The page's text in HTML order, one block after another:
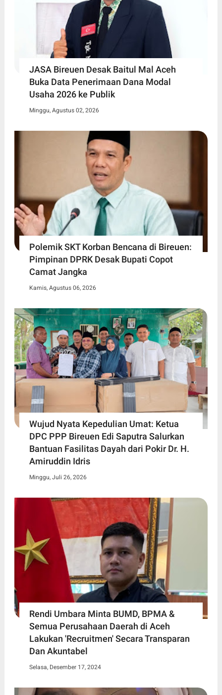
JASA Bireuen Desak Baitul Mal Aceh
Buka Data Penerimaan Dana Modal
Usaha 2026 ke Publik
Minggu, Agustus 02, 2026
Polemik SKT Korban Bencana di Bireuen:
Pimpinan DPRK Desak Bupati Copot
Camat Jangka
Kamis, Agustus 06, 2026
Wujud Nyata Kepedulian Umat: Ketua
DPC PPP Bireuen Edi Saputra Salurkan
Bantuan Fasilitas Dayah dari Pokir Dr. H.
Amiruddin Idris
Minggu, Juli 26, 2026
Rendi Umbara Minta BUMD, BPMA &
Semua Perusahaan Daerah di Aceh
Lakukan 'Recruitmen' Secara Transparan
Dan Akuntabel
Selasa, Desember 17, 2024